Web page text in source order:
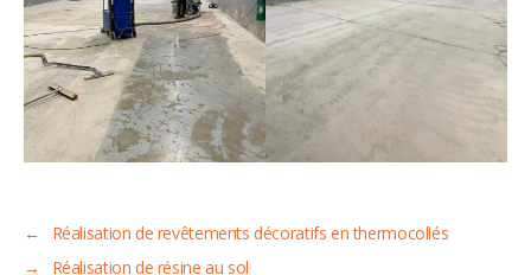
←
Réalisation de revêtements décoratifs en thermocollés
→
Réalisation de résine au sol